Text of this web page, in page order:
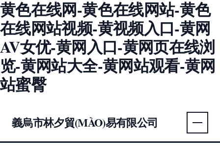
黄色在线网-黄色在线网站-黄色
在线网站视频-黄视频入口-黄网
AV女优-黄网入口-黄网页在线浏
览-黄网站大全-黄网站观看-黄网
站蜜臀
義烏市林夕貿(MÀO)易有限公司